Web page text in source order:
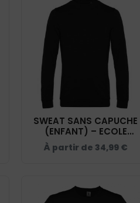
SWEAT SANS CAPUCHE
(ENFANT) – ECOLE
D'EQUITATION DU
COQUET - ID332K
À partir de 34,99 €